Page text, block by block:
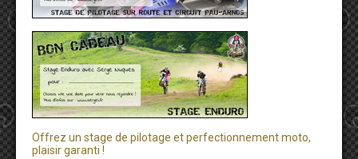
Offrez un stage de pilotage et perfectionnement moto,
plaisir garanti !